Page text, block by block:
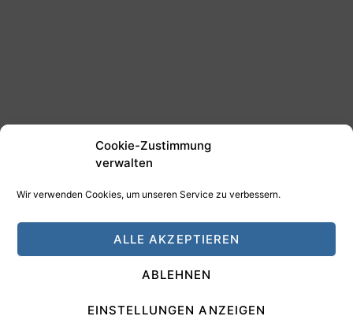
Cookie-Zustimmung
verwalten
Wir verwenden Cookies, um unseren Service zu verbessern.
ALLE AKZEPTIEREN
ABLEHNEN
EINSTELLUNGEN ANZEIGEN
HAMANN DESIGN - Digitale Medien
Impressum Datenschutz